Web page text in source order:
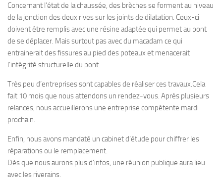
Concernant l’état de la chaussée, des brèches se forment au niveau
de la jonction des deux rives sur les joints de dilatation. Ceux-ci
doivent être remplis avec une résine adaptée qui permet au pont
de se déplacer. Mais surtout pas avec du macadam ce qui
entrainerait des fissures au pied des poteaux et menacerait
l’intégrité structurelle du pont.
Très peu d’entreprises sont capables de réaliser ces travaux.Cela
fait 10 mois que nous attendons un rendez-vous. Après plusieurs
relances, nous accueillerons une entreprise compétente mardi
prochain.
Enfin, nous avons mandaté un cabinet d’étude pour chiffrer les
réparations ou le remplacement.
Dès que nous aurons plus d’infos, une réunion publique aura lieu
avec les riverains.